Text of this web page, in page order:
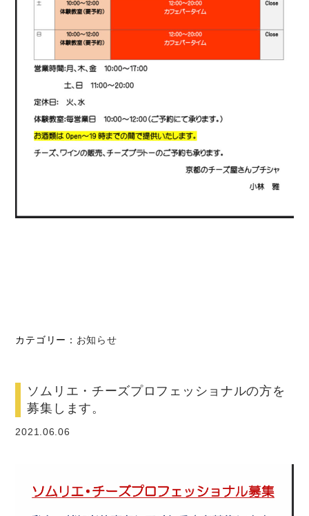
カテゴリー： お知らせ
ソムリエ・チーズプロフェッショナルの方を
募集します。
2021.06.06